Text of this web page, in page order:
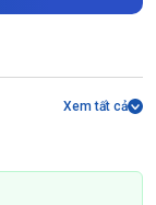
Xem tất cả